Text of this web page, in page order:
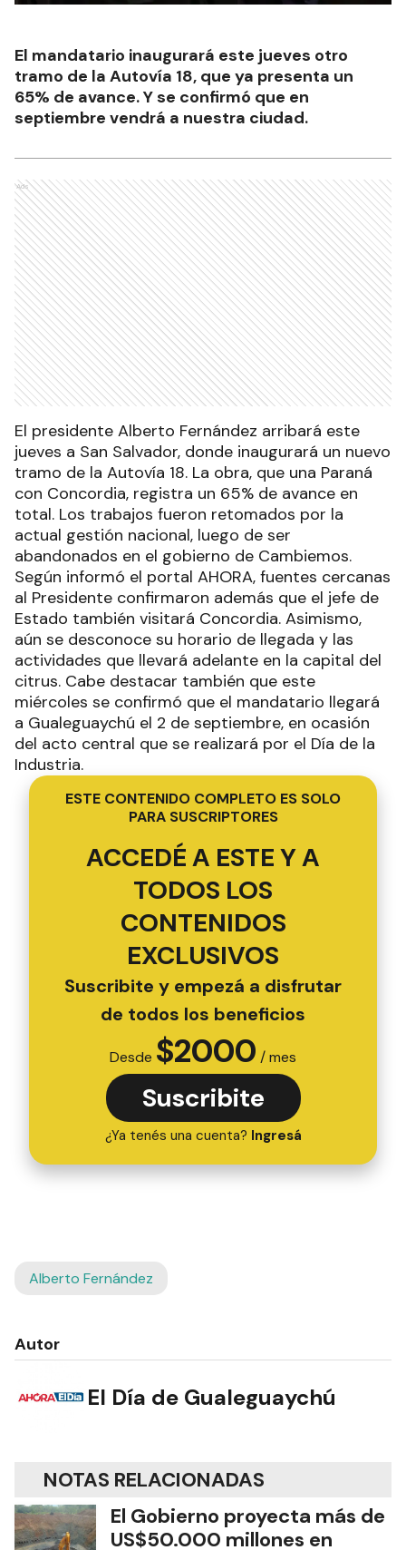
El mandatario inaugurará este jueves otro
tramo de la Autovía 18, que ya presenta un
65% de avance. Y se confirmó que en
septiembre vendrá a nuestra ciudad.
Ads
El presidente Alberto Fernández arribará este
jueves a San Salvador, donde inaugurará un nuevo
tramo de la Autovía 18. La obra, que una Paraná
con Concordia, registra un 65% de avance en
total. Los trabajos fueron retomados por la
actual gestión nacional, luego de ser
abandonados en el gobierno de Cambiemos.
Según informó el portal AHORA, fuentes cercanas
al Presidente confirmaron además que el jefe de
Estado también visitará Concordia. Asimismo,
aún se desconoce su horario de llegada y las
actividades que llevará adelante en la capital del
citrus. Cabe destacar también que este
miércoles se confirmó que el mandatario llegará
a Gualeguaychú el 2 de septiembre, en ocasión
del acto central que se realizará por el Día de la
Industria.
ESTE CONTENIDO COMPLETO ES SOLO
PARA SUSCRIPTORES
ACCEDÉ A ESTE Y A
TODOS LOS
CONTENIDOS
EXCLUSIVOS
Suscribite y empezá a disfrutar
de todos los beneficios
Desde $2000 / mes
Suscribite
¿Ya tenés una cuenta? Ingresá
Alberto Fernández
Autor
El Día de Gualeguaychú
NOTAS RELACIONADAS
El Gobierno proyecta más de
US$50.000 millones en